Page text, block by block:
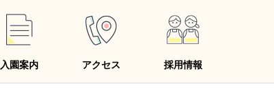
入園案内 アクセス 採用情報